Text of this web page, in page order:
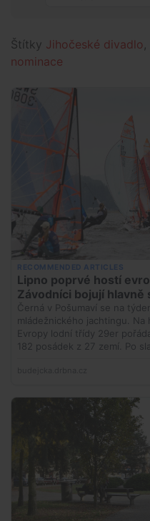
Štítky Jihočeské divadlo ,
nominace